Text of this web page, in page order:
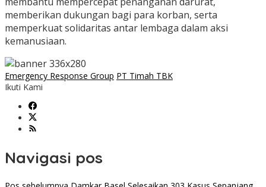
memberikan dukungan bagi para korban, serta
memperkuat solidaritas antar lembaga dalam aksi
kemanusiaan.
Emergency Response Group PT Timah TBK
Ikuti Kami
Navigasi pos